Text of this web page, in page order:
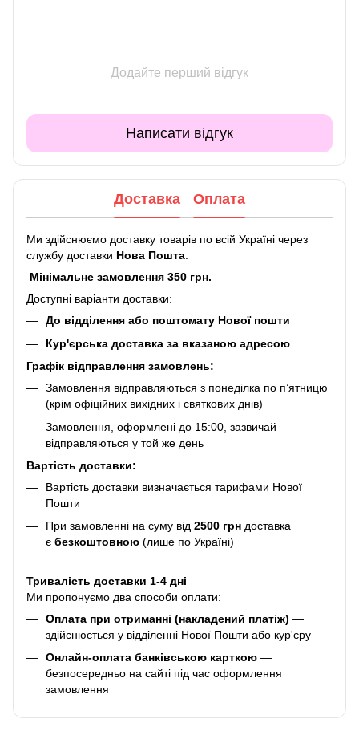
Додайте перший відгук
Написати відгук
Доставка Оплата
Ми здійснюємо доставку товарів по всій Україні через
службу доставки Нова Пошта.
Мінімальне замовлення 350 грн.
Доступні варіанти доставки:
До відділення або поштомату Нової пошти
Кур'єрська доставка за вказаною адресою
Графік відправлення замовлень:
Замовлення відправляються з понеділка по п’ятницю
(крім офіційних вихідних і святкових днів)
Замовлення, оформлені до 15:00, зазвичай
відправляються у той же день
Вартість доставки:
Вартість доставки визначається тарифами Нової
Пошти
При замовленні на суму від 2500 грн доставка
є безкоштовною (лише по Україні)
Тривалість доставки 1-4 дні
Ми пропонуємо два способи оплати:
Оплата при отриманні (накладений платіж) —
здійснюється у відділенні Нової Пошти або кур'єру
Онлайн-оплата банківською карткою —
безпосередньо на сайті під час оформлення
замовлення